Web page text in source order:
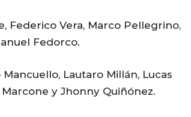
Federico Vera, Marco Pellegrino,
Fedorco.
Lautaro Millán, Lucas
y Jhonny Quiñónez.